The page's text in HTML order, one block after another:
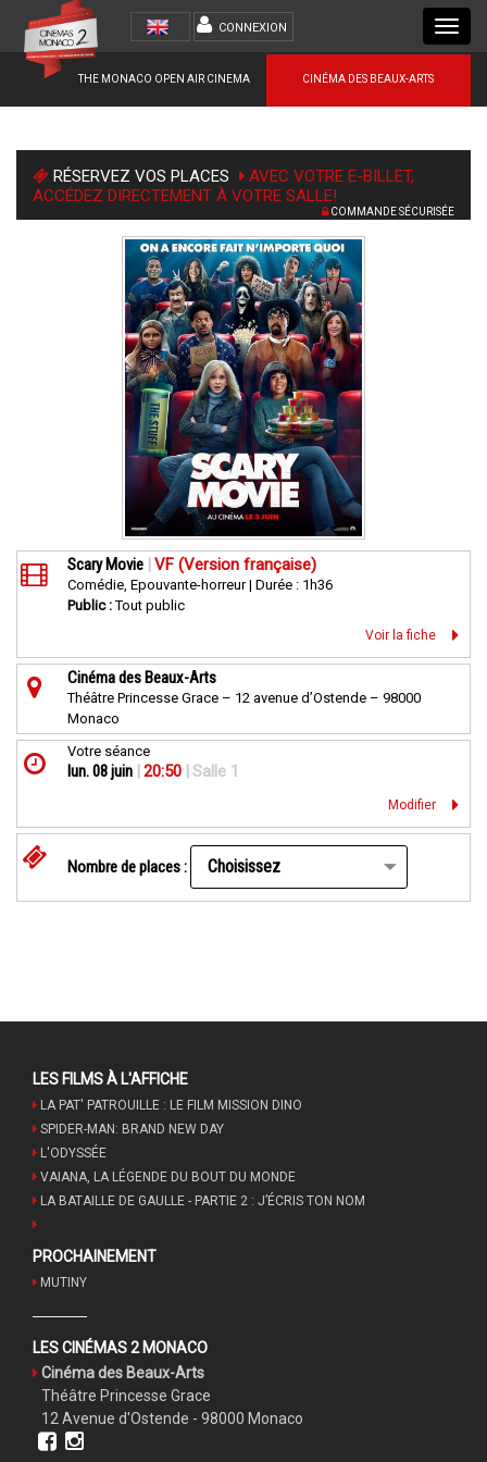
CINÉMA DES BEAUX-ARTS
THE MONACO OPEN AIR CINEMA
CONNEXION
RÉSERVEZ VOS PLACES
AVEC VOTRE E-BILLET,
ACCÉDEZ DIRECTEMENT À VOTRE SALLE!
COMMANDE SÉCURISÉE
Scary Movie VF (Version française)
Comédie, Epouvante-horreur | Durée : 1h36
Public :Tout public
Voir la fiche
Cinéma des Beaux-Arts
Théâtre Princesse Grace – 12 avenue d’Ostende – 98000
Monaco
Votre séance
lun. 08 juin 20:50 Salle 1
Modifier
Nombre de places :
LES FILMS À L'AFFICHE
LA PAT' PATROUILLE : LE FILM MISSION DINO
SPIDER-MAN: BRAND NEW DAY
L'ODYSSÉE
VAIANA, LA LÉGENDE DU BOUT DU MONDE
LA BATAILLE DE GAULLE - PARTIE 2 : J’ÉCRIS TON NOM
PROCHAINEMENT
MUTINY
LES CINÉMAS 2 MONACO
Cinéma des Beaux-Arts
Théâtre Princesse Grace
12 Avenue d'Ostende - 98000 Monaco